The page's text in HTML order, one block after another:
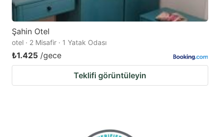
Şahin Otel
otel · 2 Misafir · 1 Yatak Odası
₺1.425 /gece
Teklifi görüntüleyin